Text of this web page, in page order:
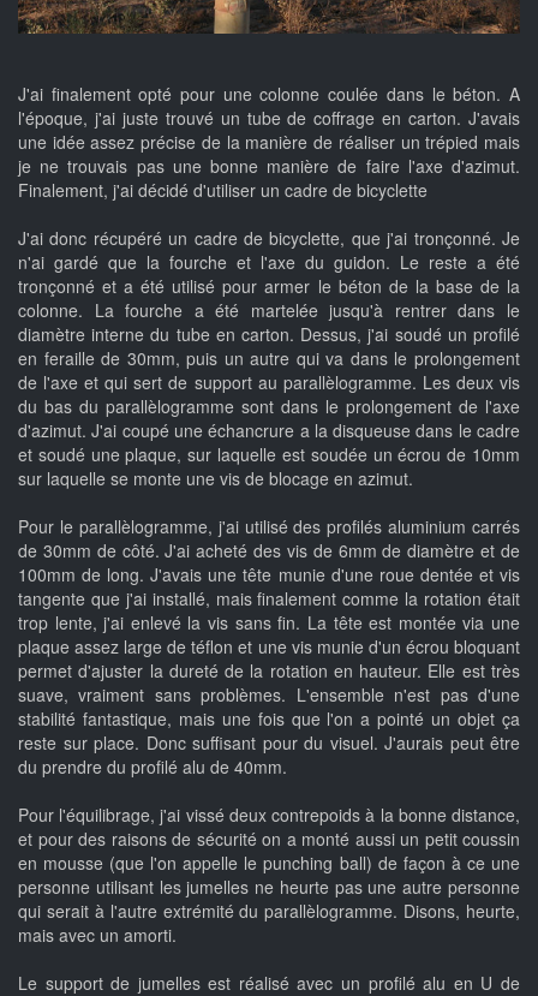
J'ai finalement opté pour une colonne coulée dans le béton. A
l'époque, j'ai juste trouvé un tube de coffrage en carton. J'avais
une idée assez précise de la manière de réaliser un trépied mais
je ne trouvais pas une bonne manière de faire l'axe d'azimut.
Finalement, j'ai décidé d'utiliser un cadre de bicyclette
J'ai donc récupéré un cadre de bicyclette, que j'ai tronçonné. Je
n'ai gardé que la fourche et l'axe du guidon. Le reste a été
tronçonné et a été utilisé pour armer le béton de la base de la
colonne. La fourche a été martelée jusqu'à rentrer dans le
diamètre interne du tube en carton. Dessus, j'ai soudé un profilé
en feraille de 30mm, puis un autre qui va dans le prolongement
de l'axe et qui sert de support au parallèlogramme. Les deux vis
du bas du parallèlogramme sont dans le prolongement de l'axe
d'azimut. J'ai coupé une échancrure a la disqueuse dans le cadre
et soudé une plaque, sur laquelle est soudée un écrou de 10mm
sur laquelle se monte une vis de blocage en azimut.
Pour le parallèlogramme, j'ai utilisé des profilés aluminium carrés
de 30mm de côté. J'ai acheté des vis de 6mm de diamètre et de
100mm de long. J'avais une tête munie d'une roue dentée et vis
tangente que j'ai installé, mais finalement comme la rotation était
trop lente, j'ai enlevé la vis sans fin. La tête est montée via une
plaque assez large de téflon et une vis munie d'un écrou bloquant
permet d'ajuster la dureté de la rotation en hauteur. Elle est très
suave, vraiment sans problèmes. L'ensemble n'est pas d'une
stabilité fantastique, mais une fois que l'on a pointé un objet ça
reste sur place. Donc suffisant pour du visuel. J'aurais peut être
du prendre du profilé alu de 40mm.
Pour l'équilibrage, j'ai vissé deux contrepoids à la bonne distance,
et pour des raisons de sécurité on a monté aussi un petit coussin
en mousse (que l'on appelle le punching ball) de façon à ce une
personne utilisant les jumelles ne heurte pas une autre personne
qui serait à l'autre extrémité du parallèlogramme. Disons, heurte,
mais avec un amorti.
Le support de jumelles est réalisé avec un profilé alu en U de